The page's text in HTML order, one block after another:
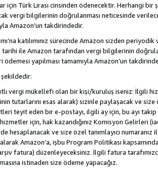
için Türk Lirası cinsinden ödenecektir. Herhangi
vergi bilgilerinin doğrulanması neticesinde
Amazon’un takdirindedir.
katılımınız sürecinde Amazon sizden
ile Amazon tarafından vergi bilgilerinin
ödemesi yapılması tamamıyla Amazon’un
şekildedir:
vergi mükellefi olan bir kişi/kuruluş iseniz: İlgili
tutarlarını esas alarak) sizinle paylaşacak ve
teyit eden bir e-postayı, ilgili ay için, bu ayı
için, hak kazandığınız Komisyon Gelirleri
hesaplanacak ve size özel tanımlayıcı
Amazon’a, işbu Program Politikası
fatura) düzenleyeceksiniz. İlgili fatura
istinaden size ödeme yapacağız.